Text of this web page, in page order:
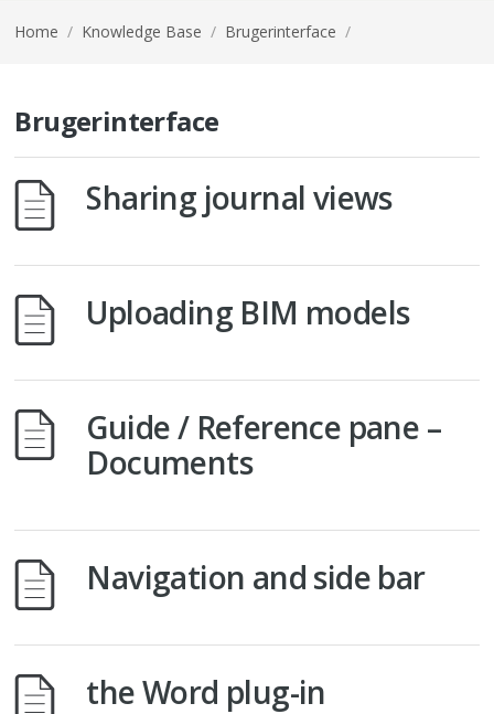
Home / Knowledge Base / Brugerinterface /
Brugerinterface
Sharing journal views
Uploading BIM models
Guide / Reference pane –
Documents
Navigation and side bar
the Word plug-in